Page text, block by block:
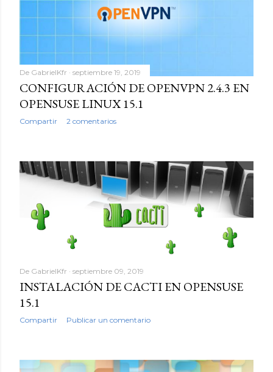
De GabrielKfr septiembre 19, 2019
CONFIGURACIÓN DE OPENVPN 2.4.3 EN
OPENSUSE LINUX 15.1
Compartir 2 comentarios
De GabrielKfr septiembre 09, 2019
INSTALACIÓN DE CACTI EN OPENSUSE
15.1
Compartir Publicar un comentario